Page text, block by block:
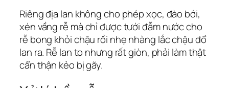
Riêng địa lan không cho phép xọc, đào bới,
xén vầng rễ mà chỉ được tưới đẫm nước cho
rễ bong khỏi chậu rồi nhẹ nhàng lắc chậu đổ
lan ra. Rễ lan to nhưng rất giòn, phải làm thật
cẩn thận kẻo bị gãy.